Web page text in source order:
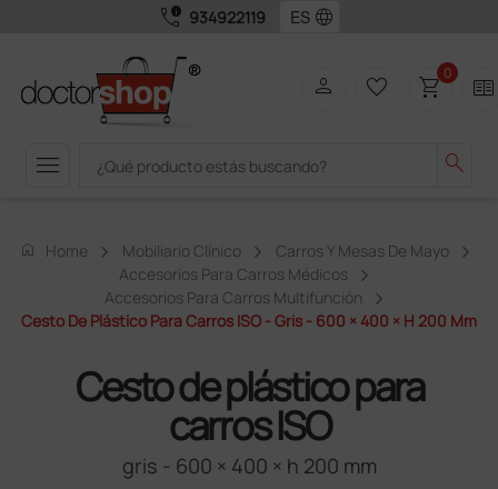
call_quality 934922119 language
menu search
person favorite_border shopping_cart0 two_pager
home Home Mobiliario Clínico
Carros Y Mesas De Mayo
Accesorios Para Carros Médicos
Accesorios Para Carros Multifunción
Cesto De Plástico Para Carros ISO - Gris - 600 × 400 × H 200 Mm
Cesto de plástico para
carros ISO
gris - 600 × 400 × h 200 mm